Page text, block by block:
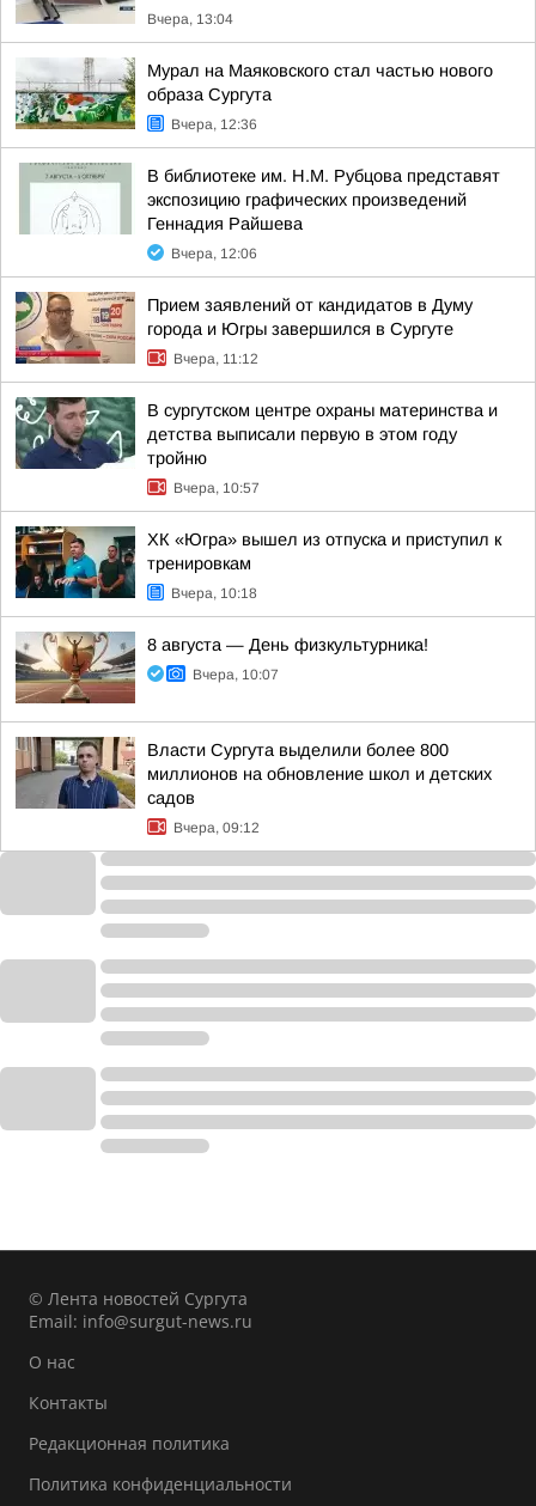
Вчера, 13:04
Мурал на Маяковского стал частью нового
образа Сургута
Вчера, 12:36
В библиотеке им. Н.М. Рубцова представят
экспозицию графических произведений
Геннадия Райшева
Вчера, 12:06
Прием заявлений от кандидатов в Думу
города и Югры завершился в Сургуте
Вчера, 11:12
В сургутском центре охраны материнства и
детства выписали первую в этом году
тройню
Вчера, 10:57
ХК «Югра» вышел из отпуска и приступил к
тренировкам
Вчера, 10:18
8 августа — День физкультурника!
Вчера, 10:07
Власти Сургута выделили более 800
миллионов на обновление школ и детских
садов
Вчера, 09:12
© Лента новостей Сургута
Email: info@surgut-news.ru
О нас
Контакты
Редакционная политика
Политика конфиденциальности